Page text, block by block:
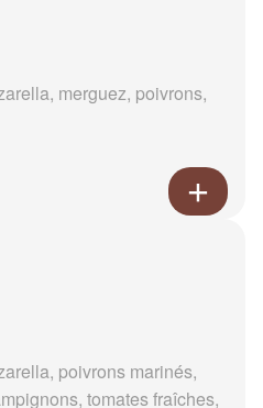
merguez, poivrons,
poivrons marinés,
tomates fraîches,